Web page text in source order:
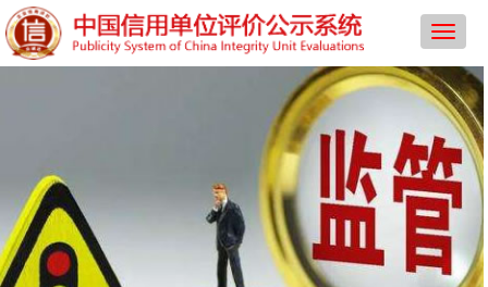
导
菜
单